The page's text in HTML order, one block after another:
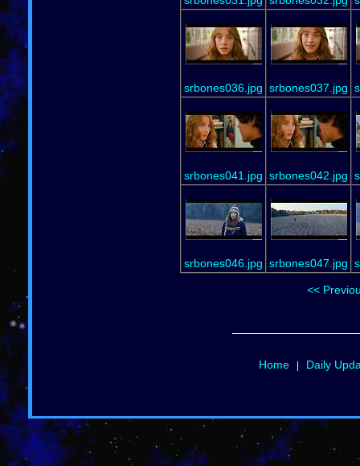
srbones036.jpg srbones037.jpg
srbones041.jpg srbones042.jpg
srbones046.jpg srbones047.jpg
<<
Home| Daily